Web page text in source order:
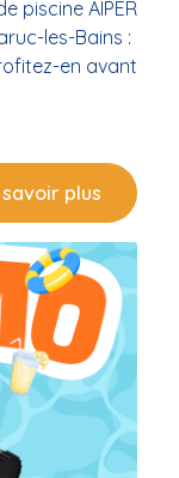
piscine AIPER
les-Bains :
en avant
savoir plus